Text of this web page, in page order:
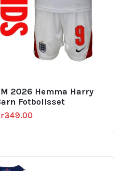
2026 Hemma Harry
Fotbollsset
349.00